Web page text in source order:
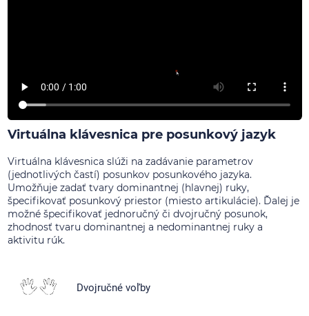
Virtuálna klávesnica pre posunkový jazyk
Virtuálna klávesnica slúži na zadávanie parametrov
(jednotlivých častí) posunkov posunkového jazyka.
Umožňuje zadať tvary dominantnej (hlavnej) ruky,
špecifikovať posunkový priestor (miesto artikulácie). Ďalej je
možné špecifikovať jednoručný či dvojručný posunok,
zhodnosť tvaru dominantnej a nedominantnej ruky a
aktivitu rúk.
Dvojručné voľby